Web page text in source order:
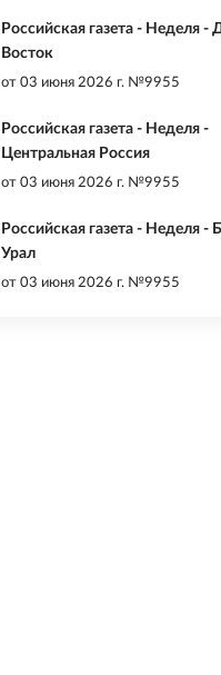
Российская газета - Неделя -
Восток
от 03 июня 2026 г. №9955
Российская газета - Неделя -
Центральная Россия
от 03 июня 2026 г. №9955
Российская газета - Неделя -
Урал
от 03 июня 2026 г. №9955